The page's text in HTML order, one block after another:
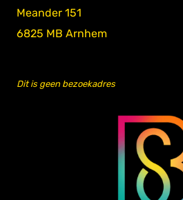
Meander 151
6825 MB Arnhem
Dit is geen bezoekadres